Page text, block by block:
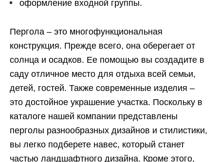
оформление входной группы.
Пергола – это многофункциональная
конструкция. Прежде всего, она оберегает от
солнца и осадков. Ее помощью вы создадите в
саду отличное место для отдыха всей семьи,
детей, гостей. Также современные изделия –
это достойное украшение участка. Поскольку в
каталоге нашей компании представлены
перголы разнообразных дизайнов и стилистики,
вы легко подберете навес, который станет
частью ландшафтного дизайна. Кроме этого,